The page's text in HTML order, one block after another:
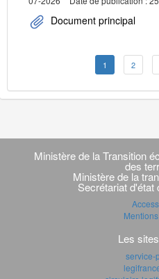
Document principal
1 2
Navigation
transverse
Ministère de la Transition
des
Ministère de la
Secrétariat d'état
Les
service-